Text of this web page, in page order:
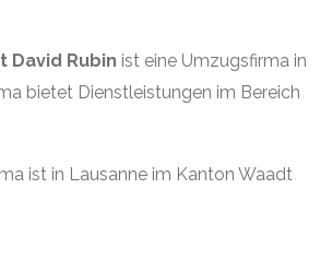
David Rubin ist eine Umzugsfirma in
bietet Dienstleistungen im Bereich
ist in Lausanne im Kanton Waadt